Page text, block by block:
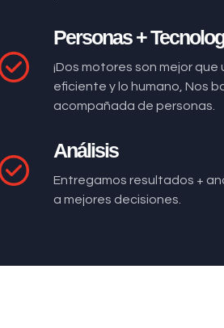
Personas +
¡Dos motores son mejor
eficiente y lo humano, Nos
acompañada de personas.
Análisis
Entregamos resultados +
a mejores decisiones.